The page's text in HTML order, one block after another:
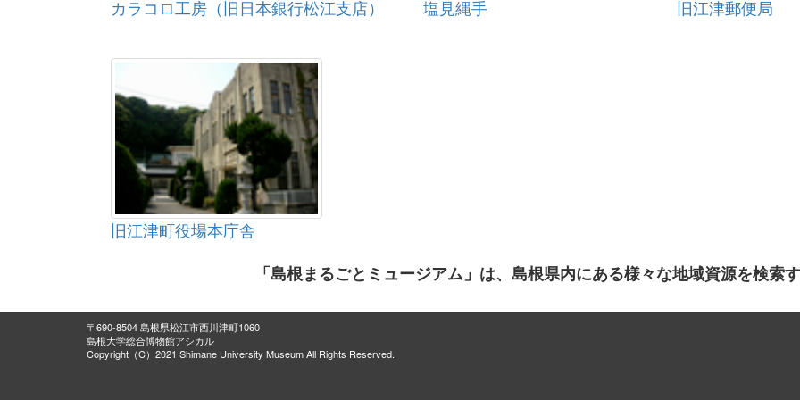
板井川城跡
上家屋遺跡
水田ノ上遺跡
上ノ山城跡
田中ノ尻遺跡
小丸山古墳
ヨレ遺跡
イセ遺跡
上ノ原遺跡
広瀬城跡
殿屋敷遺跡と遺物
鳶巣城跡
カラコロ工房（旧日本銀行松江支店） 塩見縄手 旧江津郵便局
旧江津町役場本庁舎
「島根まるごとミュージアム」は、島根県内にある様々な地域資源を検索
〒690-8504 島根県松江市西川津町1060
島根大学総合博物館アシカル
Copyright（C）2021 Shimane University Museum All Rights Reserved.